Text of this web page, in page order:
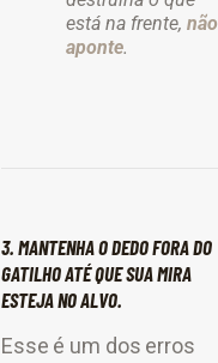
está na frente, não
aponte.
3. MANTENHA O DEDO FORA DO
GATILHO ATÉ QUE SUA MIRA
ESTEJA NO ALVO.
Esse é um dos erros